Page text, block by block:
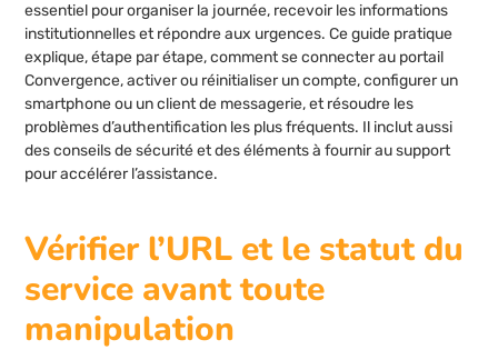
essentiel pour organiser la journée, recevoir les informations
institutionnelles et répondre aux urgences. Ce guide pratique
explique, étape par étape, comment se connecter au portail
Convergence, activer ou réinitialiser un compte, configurer un
smartphone ou un client de messagerie, et résoudre les
problèmes d’authentification les plus fréquents. Il inclut aussi
des conseils de sécurité et des éléments à fournir au support
pour accélérer l’assistance.
Vérifier l’URL et le statut du
service avant toute
manipulation